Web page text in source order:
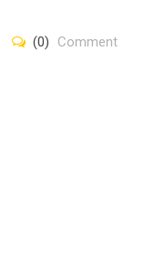
(0) Comment